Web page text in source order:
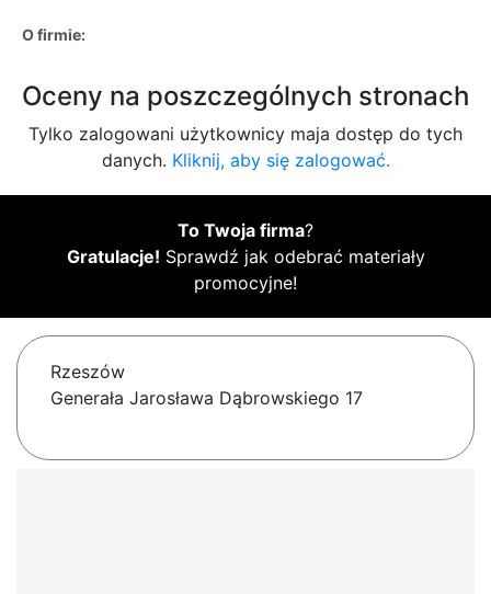
O firmie:
Oceny na poszczególnych stronach
Tylko zalogowani użytkownicy maja dostęp do tych
danych. Kliknij, aby się zalogować.
To Twoja firma?
Gratulacje! Sprawdź jak odebrać materiały
promocyjne!
Rzeszów
Generała Jarosława Dąbrowskiego 17